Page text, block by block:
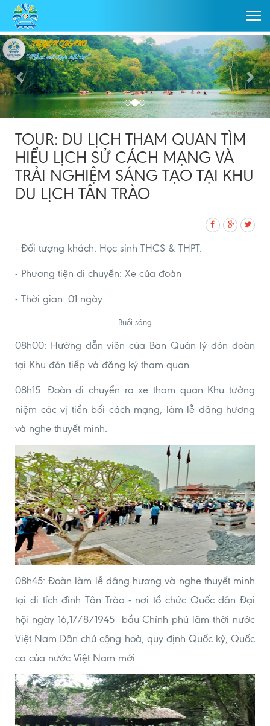
TOUR: DU LỊCH THAM QUAN TÌM
HIỂU LỊCH SỬ CÁCH MẠNG VÀ
TRẢI NGHIỆM SÁNG TẠO TẠI KHU
DU LỊCH TÂN TRÀO
- Đối tượng khách: Học sinh THCS & THPT.
- Phương tiện di chuyển: Xe của đoàn
- Thời gian: 01 ngày
Buổi sáng
08h00: Hướng dẫn viên của Ban Quản lý đón đoàn
tại Khu đón tiếp và đăng ký tham quan.
08h15: Đoàn di chuyển ra xe tham quan Khu tưởng
niệm các vị tiền bối cách mạng, làm lễ dâng hương
và nghe thuyết minh.
08h45: Đoàn làm lễ dâng hương và nghe thuyết minh
tại di tích đình Tân Trào - nơi tổ chức Quốc dân Đại
hội ngày 16,17/8/1945 bầu Chính phủ lâm thời nước
Việt Nam Dân chủ cộng hoà, quy định Quốc kỳ, Quốc
ca của nước Việt Nam mới.